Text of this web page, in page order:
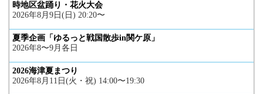
時地区盆踊り・花火大会
2026年8月9日(日) 20:20〜
夏季企画「ゆるっと戦国散歩in関ケ原」
2026年8〜9月各日
2026海津夏まつり
2026年8月11日(火・祝) 14:00〜19:30